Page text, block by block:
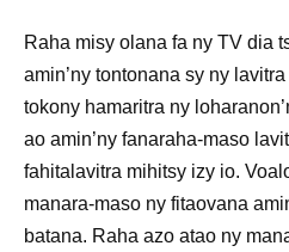
Raha misy olana fa ny TV dia
amin’ny tontonana sy ny
tokony hamaritra ny
ao amin’ny fanaraha-maso
fahitalavitra mihitsy izy io.
manara-maso ny fitaovana
batana. Raha azo atao ny